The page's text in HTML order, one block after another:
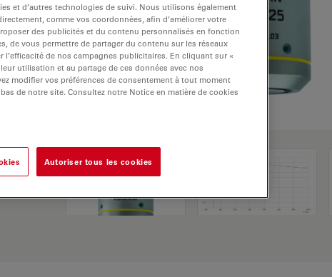
et d’autres technologies de suivi. Nous utilisons également
comme vos coordonnées, afin d’améliorer votre
des publicités et du contenu personnalisés en fonction
de vous permettre de partager du contenu sur les réseaux
l’efficacité de nos campagnes publicitaires. En cliquant sur «
utilisation et au partage de ces données avec nos
modifier vos préférences de consentement à tout moment
de notre site. Consultez notre Notice en matière de cookies
Autoriser tous les cookies